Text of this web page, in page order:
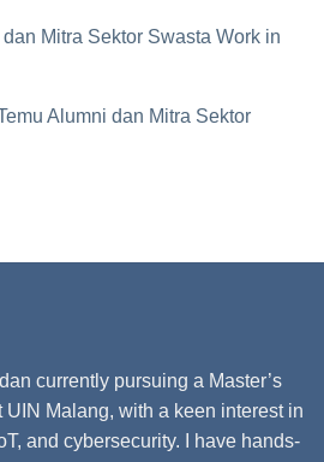
Mitra Sektor Swasta Work in
Alumni dan Mitra Sektor
currently pursuing a Master’s
UIN Malang, with a keen interest in
and cybersecurity. I have hands-